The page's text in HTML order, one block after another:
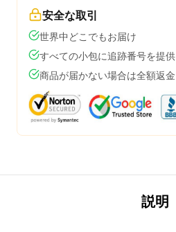
安全な取引
世界中どこでもお届け
すべての小包に追跡番号を提供
商品が届かない場合は全額返金
説明